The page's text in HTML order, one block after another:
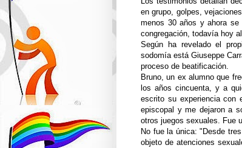
en grupo, golpes,
menos 30 años y ahora
congregación, todavía hoy
Según ha revelado el
sodomía está Giuseppe
proceso de beatificación.
Bruno, un ex alumno que
los años cincuenta, y a
escrito su experiencia con
episcopal y me dejaron a
otros juegos sexuales. Fue
No fue la única: "Desde
objeto de atenciones